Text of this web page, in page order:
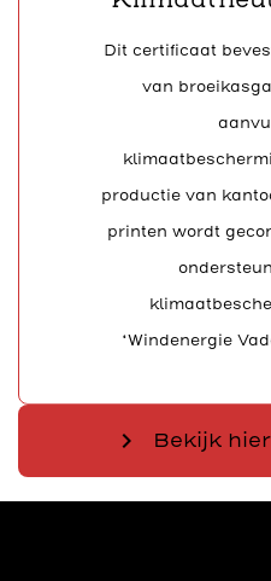
Dit certificaat
van
productie van
printen wordt
‘Windenergie
chevron_right Bekijk